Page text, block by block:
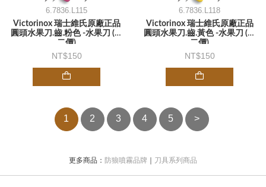
6.7836.L115
Victorinox 瑞士維氏原廠正品
圓頭水果刀.齒.粉色 -水果刀 (不
二價)
150
6.7836.L118
Victorinox 瑞士維氏原廠正品
圓頭水果刀.齒.黃色 -水果刀 (不
二價)
150
1 2 3 4 5 >
更多商品： 防狼噴霧品牌 ｜ 刀具系列商品